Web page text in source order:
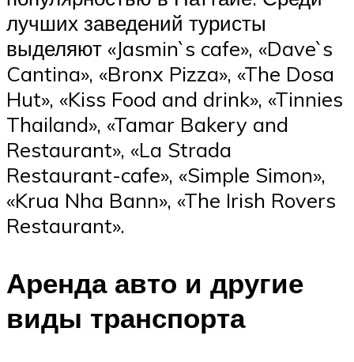
лучших заведений туристы
выделяют «Jasmin`s cafe», «Dave`s
Cantina», «Bronx Pizza», «The Dosa
Hut», «Kiss Food and drink», «Tinnies
Thailand», «Tamar Bakery and
Restaurant», «La Strada
Restaurant-cafe», «Simple Simon»,
«Krua Nha Bann», «The Irish Rovers
Restaurant».
Аренда авто и другие
виды транспорта